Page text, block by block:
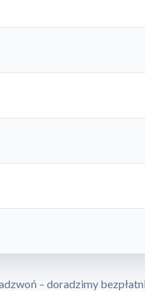
– doradzimy